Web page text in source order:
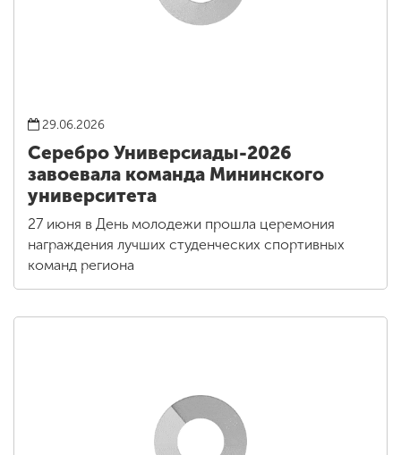
29.06.2026
Серебро Универсиады-2026
завоевала команда Мининского
университета
27 июня в День молодежи прошла церемония
награждения лучших студенческих спортивных
команд региона